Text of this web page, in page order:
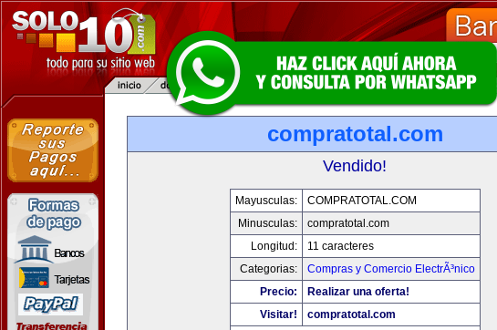
compratotal.com
Vendido!
Mayusculas:
COMPRATOTAL.COM
Minusculas:
compratotal.com
Longitud:
11 caracteres
Categorias:
Compras y Comercio ElectrÃ³nico
Precio:
Realizar una oferta!
Visitar!
compratotal.com